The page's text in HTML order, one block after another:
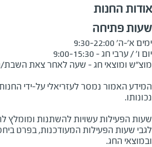
אודות החנות
שעות פתיחה
המידע האמור נמסר לעזריאלי על-ידי
שעות הפעילות עשויות להשתנות ומומלץ
לגבי שעות הפעילות המעודכנות, בפרט
ובמוצאי החג.